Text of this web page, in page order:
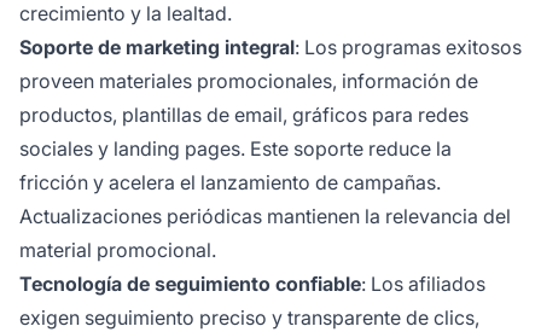
crecimiento y la lealtad.
Soporte de marketing integral: Los programas exitosos
proveen materiales promocionales, información de
productos, plantillas de email, gráficos para redes
sociales y landing pages. Este soporte reduce la
fricción y acelera el lanzamiento de campañas.
Actualizaciones periódicas mantienen la relevancia del
material promocional.
Tecnología de seguimiento confiable: Los afiliados
exigen seguimiento preciso y transparente de clics,